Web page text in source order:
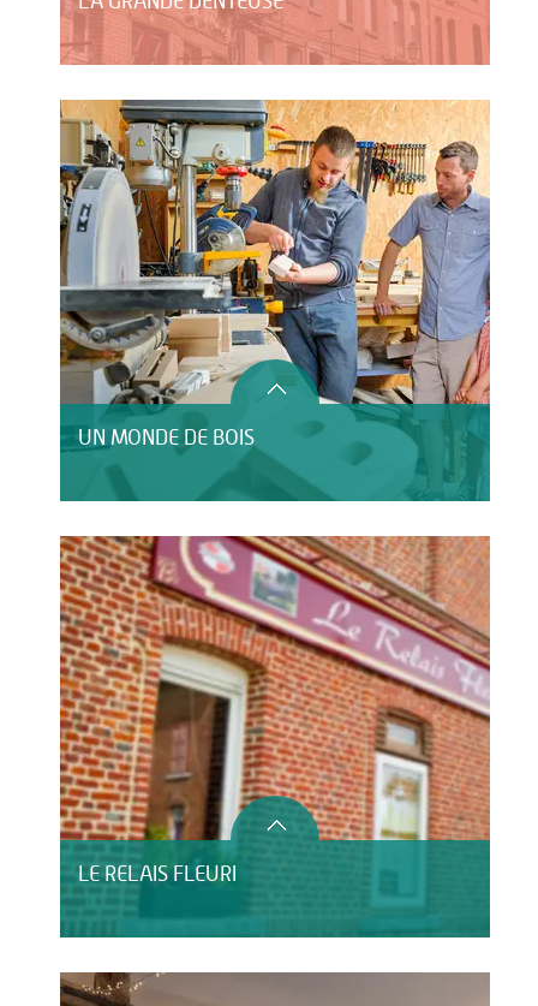
UN MONDE DE BOIS
LE RELAIS FLEURI